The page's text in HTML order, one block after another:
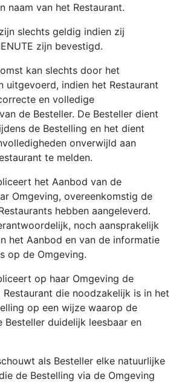
naam van het Restaurant.
slechts geldig indien zij
zijn bevestigd.
kan slechts door het
uitgevoerd, indien het Restaurant
en volledige
de Besteller. De Besteller dient
de Bestelling en het dient
onverwijld aan
te melden.
het Aanbod van de
Omgeving, overeenkomstig de
hebben aangeleverd.
noch aansprakelijk
het Aanbod en van de informatie
op de Omgeving.
op haar Omgeving de
die noodzakelijk is in het
op een wijze waarop de
duidelijk leesbaar en
als Besteller elke natuurlijke
de Bestelling via de Omgeving